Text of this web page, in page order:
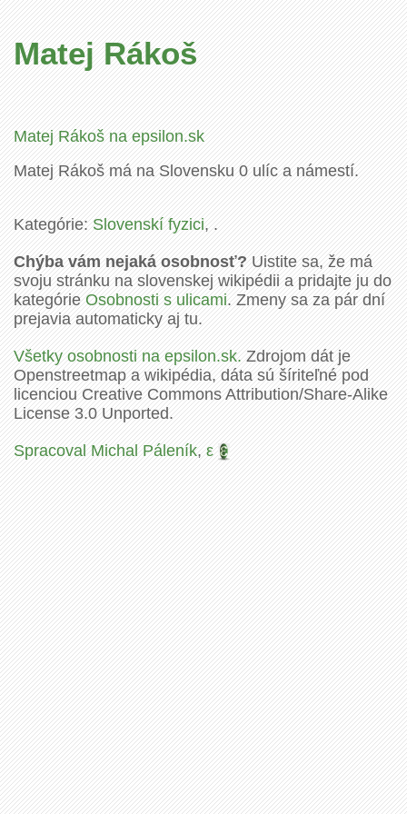
Matej Rákoš
Matej Rákoš na epsilon.sk
Matej Rákoš má na Slovensku 0 ulíc a námestí.
Kategórie:Slovenskí fyzici, .
Chýba vám nejaká osobnosť?Uistite sa, že má
svoju stránku na slovenskej wikipédii a pridajte ju do
kategórieOsobnosti s ulicami. Zmeny sa za pár dní
prejavia automaticky aj tu.
Všetky osobnosti na epsilon.sk.Zdrojom dát je
Openstreetmap a wikipédia, dáta sú šíriteľné pod
licenciou Creative Commons Attribution/Share-Alike
License 3.0 Unported.
Spracoval Michal Páleník,ε